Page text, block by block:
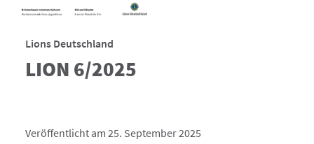
Lions Deutschland
LION 6/2025
Veröffentlicht am 25. September 2025